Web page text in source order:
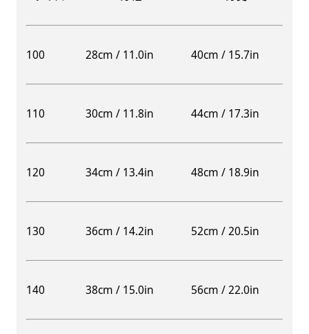
100 28cm / 11.0in 40cm / 15.7in
110 30cm / 11.8in 44cm / 17.3in
120 34cm / 13.4in 48cm / 18.9in
130 36cm / 14.2in 52cm / 20.5in
140 38cm / 15.0in 56cm / 22.0in